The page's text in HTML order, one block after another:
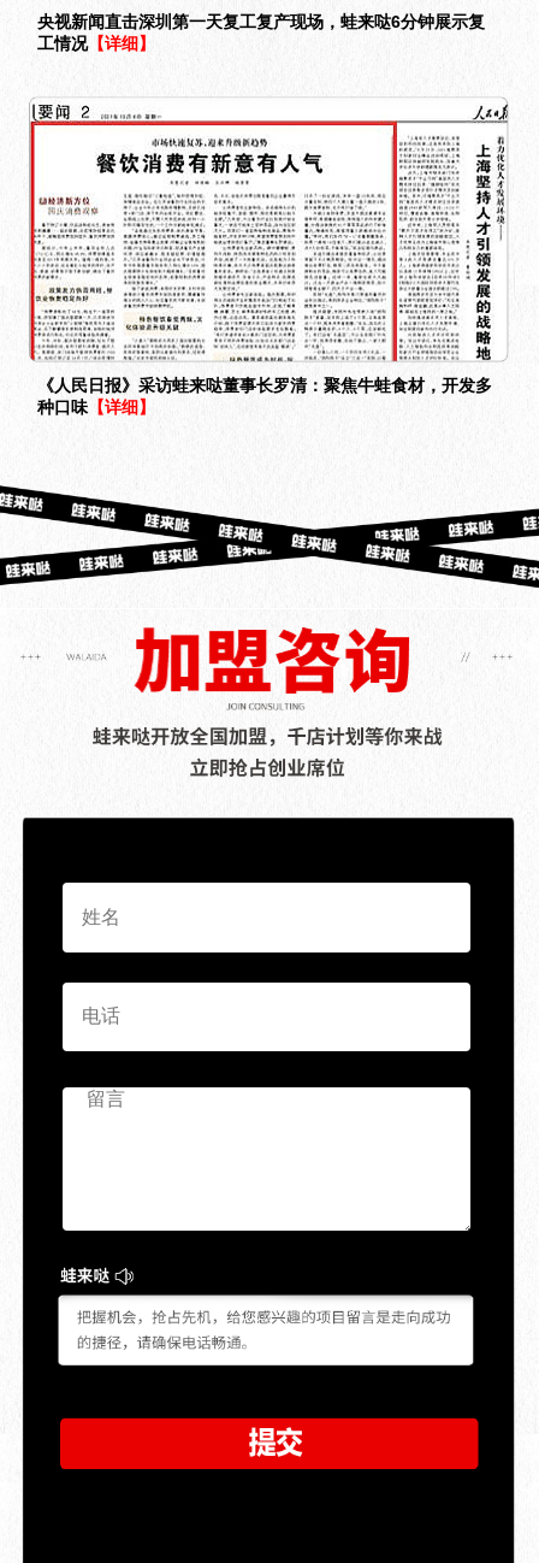
央视新闻直击深圳第一天复工复产现场，蛙来哒6分钟展示复
工情况【详细】
《人民日报》采访蛙来哒董事长罗清：聚焦牛蛙食材，开发多
种口味 【详细】